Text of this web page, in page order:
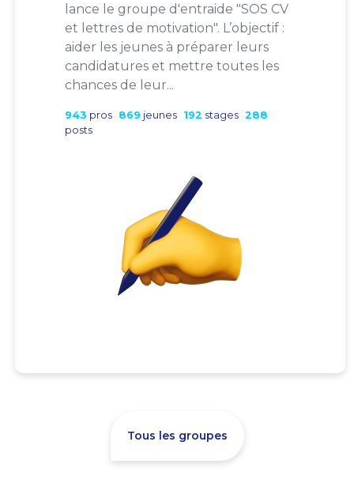
lance le groupe d'entraide "SOS CV
et lettres de motivation". L’objectif :
aider les jeunes à préparer leurs
candidatures et mettre toutes les
chances de leur...
943 pros 869 jeunes 192 stages 288
posts
Tous les groupes